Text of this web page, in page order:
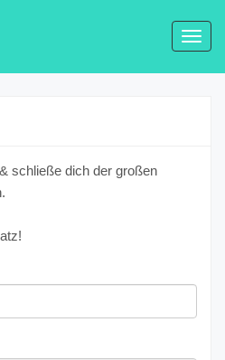
schließe dich der großen